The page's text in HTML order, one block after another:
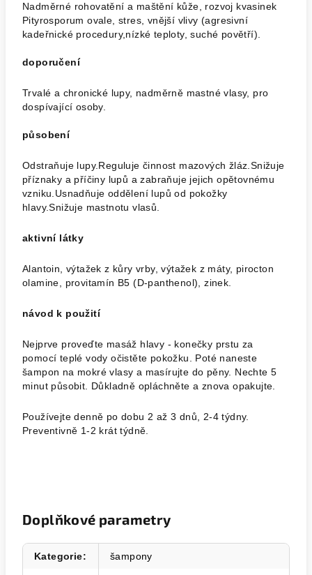
Nadměrné rohovatění a maštění kůže, rozvoj kvasinek
Pityrosporum ovale, stres, vnější vlivy (agresivní
kadeřnické procedury,nízké teploty, suché povětří).
doporučení
Trvalé a chronické lupy, nadměrně mastné vlasy, pro
dospívající osoby.
působení
Odstraňuje lupy.Reguluje činnost mazových žláz.Snižuje
příznaky a příčiny lupů a zabraňuje jejich opětovnému
vzniku.Usnadňuje oddělení lupů od pokožky
hlavy.Snižuje mastnotu vlasů.
aktivní látky
Alantoin, výtažek z kůry vrby, výtažek z máty, pirocton
olamine, provitamín B5 (D-panthenol), zinek.
návod k použití
Nejprve proveďte masáž hlavy - konečky prstu za
pomocí teplé vody očistěte pokožku. Poté naneste
šampon na mokré vlasy a masírujte do pěny. Nechte 5
minut působit. Důkladně opláchněte a znova opakujte.
Používejte denně po dobu 2 až 3 dnů, 2-4 týdny.
Preventivně 1-2 krát týdně.
Doplňkové parametry
Kategorie: šampony